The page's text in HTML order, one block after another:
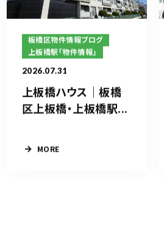
板橋区物件情報ブログ
上板橋駅「物件情報」
2026.07.31
上板橋ハウス｜板橋
区上板橋・上板橋駅...
MORE